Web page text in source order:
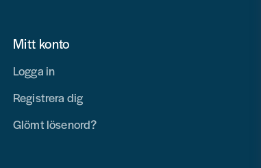
Mitt konto
Logga in
Registrera dig
Glömt lösenord?